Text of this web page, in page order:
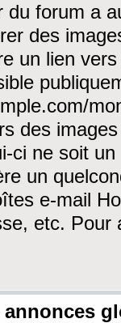
du forum a
des
un lien
des
ci ne soit
un
e-mail
etc. Pour